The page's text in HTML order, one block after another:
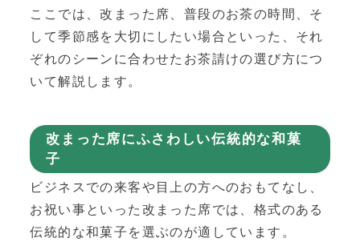
ここでは、改まった席、普段のお茶の時間、そ
して季節感を大切にしたい場合といった、それ
ぞれのシーンに合わせたお茶請けの選び方につ
いて解説します。
改まった席にふさわしい伝統的な和菓
子
ビジネスでの来客や目上の方へのおもてなし、
お祝い事といった改まった席では、格式のある
伝統的な和菓子を選ぶのが適しています。